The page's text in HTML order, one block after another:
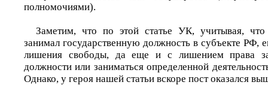
полномочиями).
Заметим, что по этой статье УК, учитывая, что
занимал государственную должность в субъекте РФ,
лишения свободы, да еще и с лишением права
должности или заниматься определенной
Однако, у героя нашей статьи вскоре пост оказался